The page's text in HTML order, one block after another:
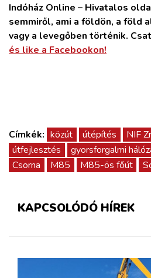
Indóház Online – Hivatalos
semmiről, ami a földön, a föld
vagy a levegőben történik.
és like a Facebookon!
Címkék: közút útépítés NIF
útfejlesztés
gyorsforgalmi
Csorna
M85 M85-ös főút
KAPCSOLÓDÓ HÍREK